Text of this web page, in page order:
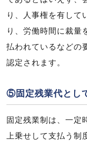
り、人事権を有して
り、労働時間に裁量
払われているなどの
認定されます。
⑤固定残業代とし
固定残業制は、一定
上乗せして支払う制